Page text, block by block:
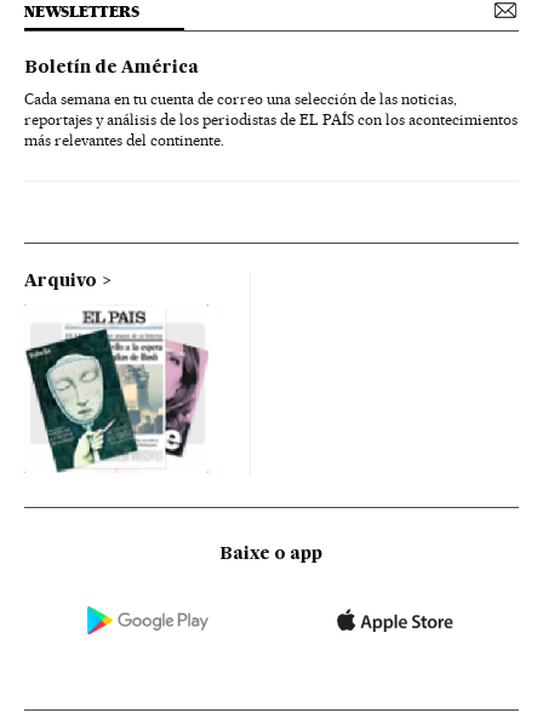
NEWSLETTERS
Boletín de América
Cada semana en tu cuenta de correo una selección de las noticias,
reportajes y análisis de los periodistas de EL PAÍS con los acontecimientos
más relevantes del continente.
Arquivo
Baixe o app